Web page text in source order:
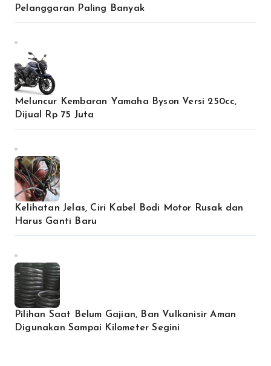
Pelanggaran Paling Banyak
Meluncur Kembaran Yamaha Byson Versi 250cc,
Dijual Rp 75 Juta
Kelihatan Jelas, Ciri Kabel Bodi Motor Rusak dan
Harus Ganti Baru
Pilihan Saat Belum Gajian, Ban Vulkanisir Aman
Digunakan Sampai Kilometer Segini